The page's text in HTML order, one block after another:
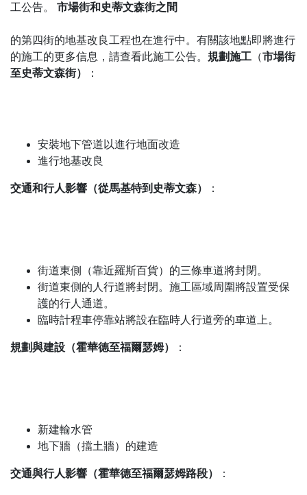
工公告。 市場街和史蒂文森街之間
的第四街的地基改良工程也在進行中。有關該地點即將進行
的施工的更多信息，請查看此施工公告。 規劃施工 （市場街
至史蒂文森街）
：
安裝地下管道以進行地面改造
進行地基改良
交通和行人影響（從馬基特到史蒂文森） ：
街道東側（靠近羅斯百貨）的三條車道將封閉。
街道東側的人行道將封閉。施工區域周圍將設置受保
護的行人通道。
臨時計程車停靠站將設在臨時人行道旁的車道上。
規劃與建設（霍華德至福爾瑟姆） ：
新建輸水管
地下牆（擋土牆）的建造
交通與行人影響（霍華德至福爾瑟姆路段） ：